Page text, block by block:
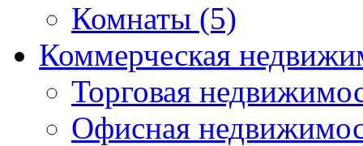
Комнаты (5)
Коммерческая
Торговая
Офисная